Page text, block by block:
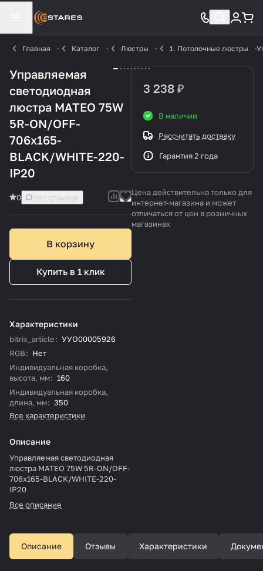
Главная Каталог Люстры 1. Потолочные люстры
Управляемая
светодиодная
люстра MATEO 75W
5R-ON/OFF-
706x165-
BLACK/WHITE-220-
IP20
0 Нет отзывов
В корзину
Купить в 1 клик
Характеристики
bitrix_article: УУО00005926
RGB: Нет
Индивидуальная коробка,
высота, мм: 160
Индивидуальная коробка,
длина, мм: 350
Все характеристики
Описание
Управляемая светодиодная
люстра MATEO 75W 5R-ON/OFF-
706x165-BLACK/WHITE-220-
IP20
Все описание
3 238 ₽
В наличии
Рассчитать доставку
Гарантия 2 года
Цена действительна только для
интернет-магазина и может
отличаться от цен в розничных
магазинах
Описание Отзывы Характеристики